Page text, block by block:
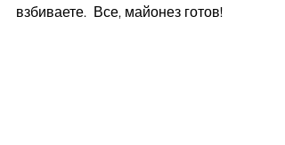
взбиваете.  Все, майонез готов!